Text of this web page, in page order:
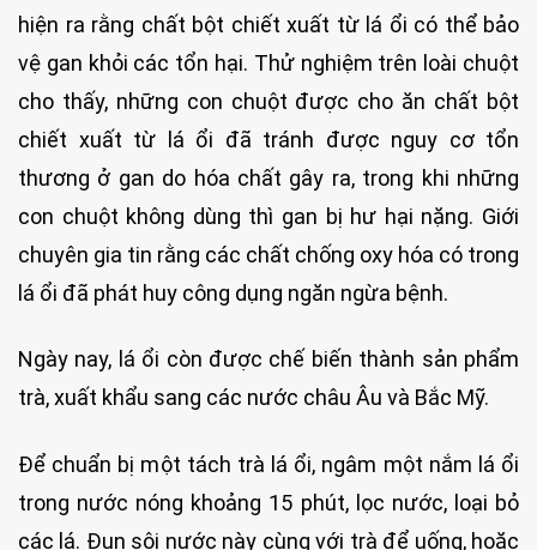
hiện ra rằng chất bột chiết xuất từ lá ổi có thể bảo
vệ gan khỏi các tổn hại. Thử nghiệm trên loài chuột
cho thấy, những con chuột được cho ăn chất bột
chiết xuất từ lá ổi đã tránh được nguy cơ tổn
thương ở gan do hóa chất gây ra, trong khi những
con chuột không dùng thì gan bị hư hại nặng. Giới
chuyên gia tin rằng các chất chống oxy hóa có trong
lá ổi đã phát huy công dụng ngăn ngừa bệnh.
Ngày nay, lá ổi còn được chế biến thành sản phẩm
trà, xuất khẩu sang các nước châu Âu và Bắc Mỹ.
Để chuẩn bị một tách trà lá ổi, ngâm một nắm lá ổi
trong nước nóng khoảng 15 phút, lọc nước, loại bỏ
các lá. Đun sôi nước này cùng với trà để uống, hoặc